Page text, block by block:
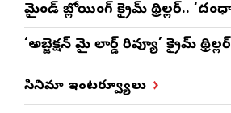
మైండ్ బ్లోయింగ్ క్రైమ్ థ్రిల్లర్..
‘అబ్జెక్ష‌న్ మై లార్డ్ రివ్యూ’ క్రైమ్
సినిమా ఇంటర్వ్యూలు